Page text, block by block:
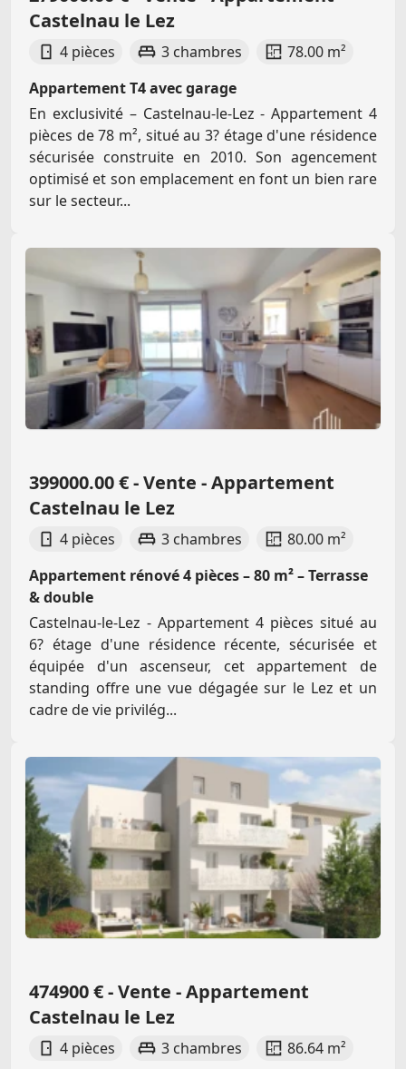
Castelnau le Lez
4 pièces 3 chambres
78.00 m²
Appartement T4 avec garage
En exclusivité – Castelnau-le-Lez - Appartement 4
pièces de 78 m², situé au 3? étage d'une résidence
sécurisée construite en 2010. Son agencement
optimisé et son emplacement en font un bien rare
sur le secteur...
399000.00 € - Vente - Appartement
Castelnau le Lez
4 pièces 3 chambres
80.00 m²
Appartement rénové 4 pièces – 80 m² – Terrasse
& double
Castelnau-le-Lez - Appartement 4 pièces situé au
6? étage d'une résidence récente, sécurisée et
équipée d'un ascenseur, cet appartement de
standing offre une vue dégagée sur le Lez et un
cadre de vie privilég...
474900 € - Vente - Appartement
Castelnau le Lez
4 pièces 3 chambres
86.64 m²